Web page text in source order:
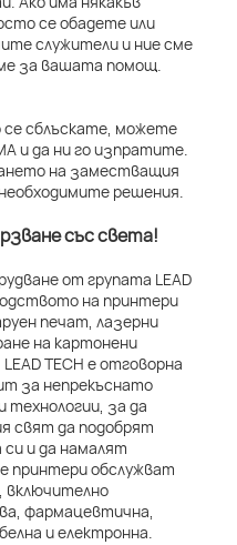
се обадете или
служители и ние сме
за вашата помощ.
се сблъскате, можете
и да ни го изпратите.
на заместващия
решения.
със света!
от групата LEAD
на принтери
печат, лазерни
на картонени
TECH е отговорна
за непрекъснато
технологии, за да
свят да подобрят
и да намалят
принтери обслужват
включително
фармацевтична,
и електронна.